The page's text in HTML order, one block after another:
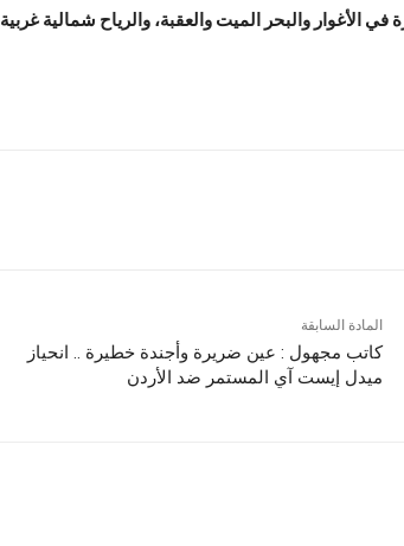
والبحر الميت والعقبة، والرياح شمالية غربية
المادة السابقة
كاتب مجهول : عين ضريرة وأجندة خطيرة .. انحياز
ميدل إيست آي المستمر ضد الأردن